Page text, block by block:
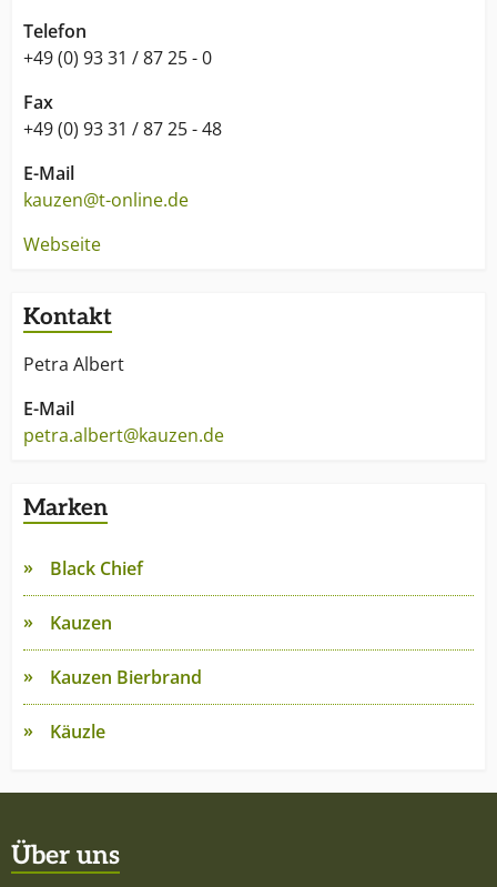
Telefon
+49 (0) 93 31 / 87 25 - 0
Fax
+49 (0) 93 31 / 87 25 - 48
E-Mail
kauzen@t-online.de
Webseite
Kontakt
Petra Albert
E-Mail
petra.albert@kauzen.de
Marken
Black Chief
Kauzen
Kauzen Bierbrand
Käuzle
Über uns